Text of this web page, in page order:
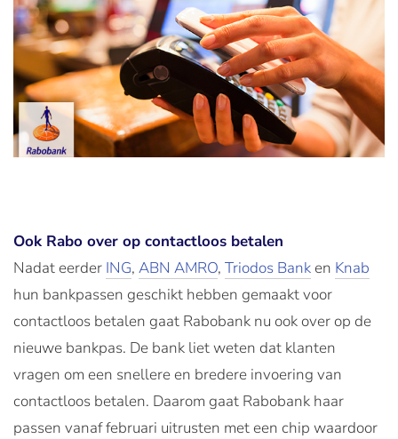
Ook Rabo over op contactloos betalen
Nadat eerder ING, ABN AMRO, Triodos Bank en Knab
hun bankpassen geschikt hebben gemaakt voor
contactloos betalen gaat Rabobank nu ook over op de
nieuwe bankpas. De bank liet weten dat klanten
vragen om een snellere en bredere invoering van
contactloos betalen. Daarom gaat Rabobank haar
passen vanaf februari uitrusten met een chip waardoor